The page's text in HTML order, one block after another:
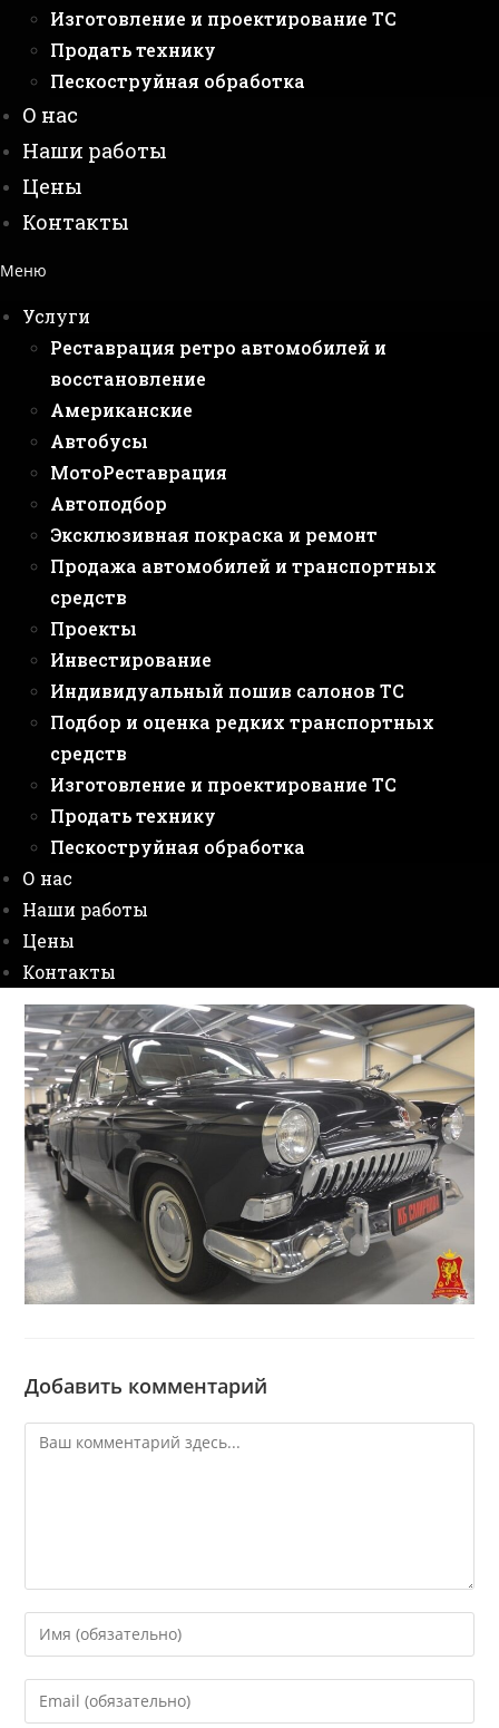
Изготовление и проектирование ТС
Продать технику
Пескоструйная обработка
О нас
Наши работы
Цены
Контакты
Меню
Услуги
Реставрация ретро автомобилей и
восстановление
Американские
Автобусы
МотоРеставрация
Автоподбор
Эксклюзивная покраска и ремонт
Продажа автомобилей и транспортных
средств
Проекты
Инвестирование
Индивидуальный пошив салонов ТС
Подбор и оценка редких транспортных
средств
Изготовление и проектирование ТС
Продать технику
Пескоструйная обработка
О нас
Наши работы
Цены
Контакты
Добавить комментарий
Комментарий
Введите
свое
имя
или
Введите
свой